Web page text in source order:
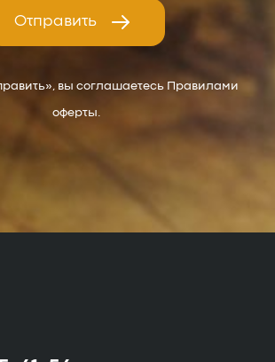
Отправить
вы соглашаетесь Правилами
оферты.